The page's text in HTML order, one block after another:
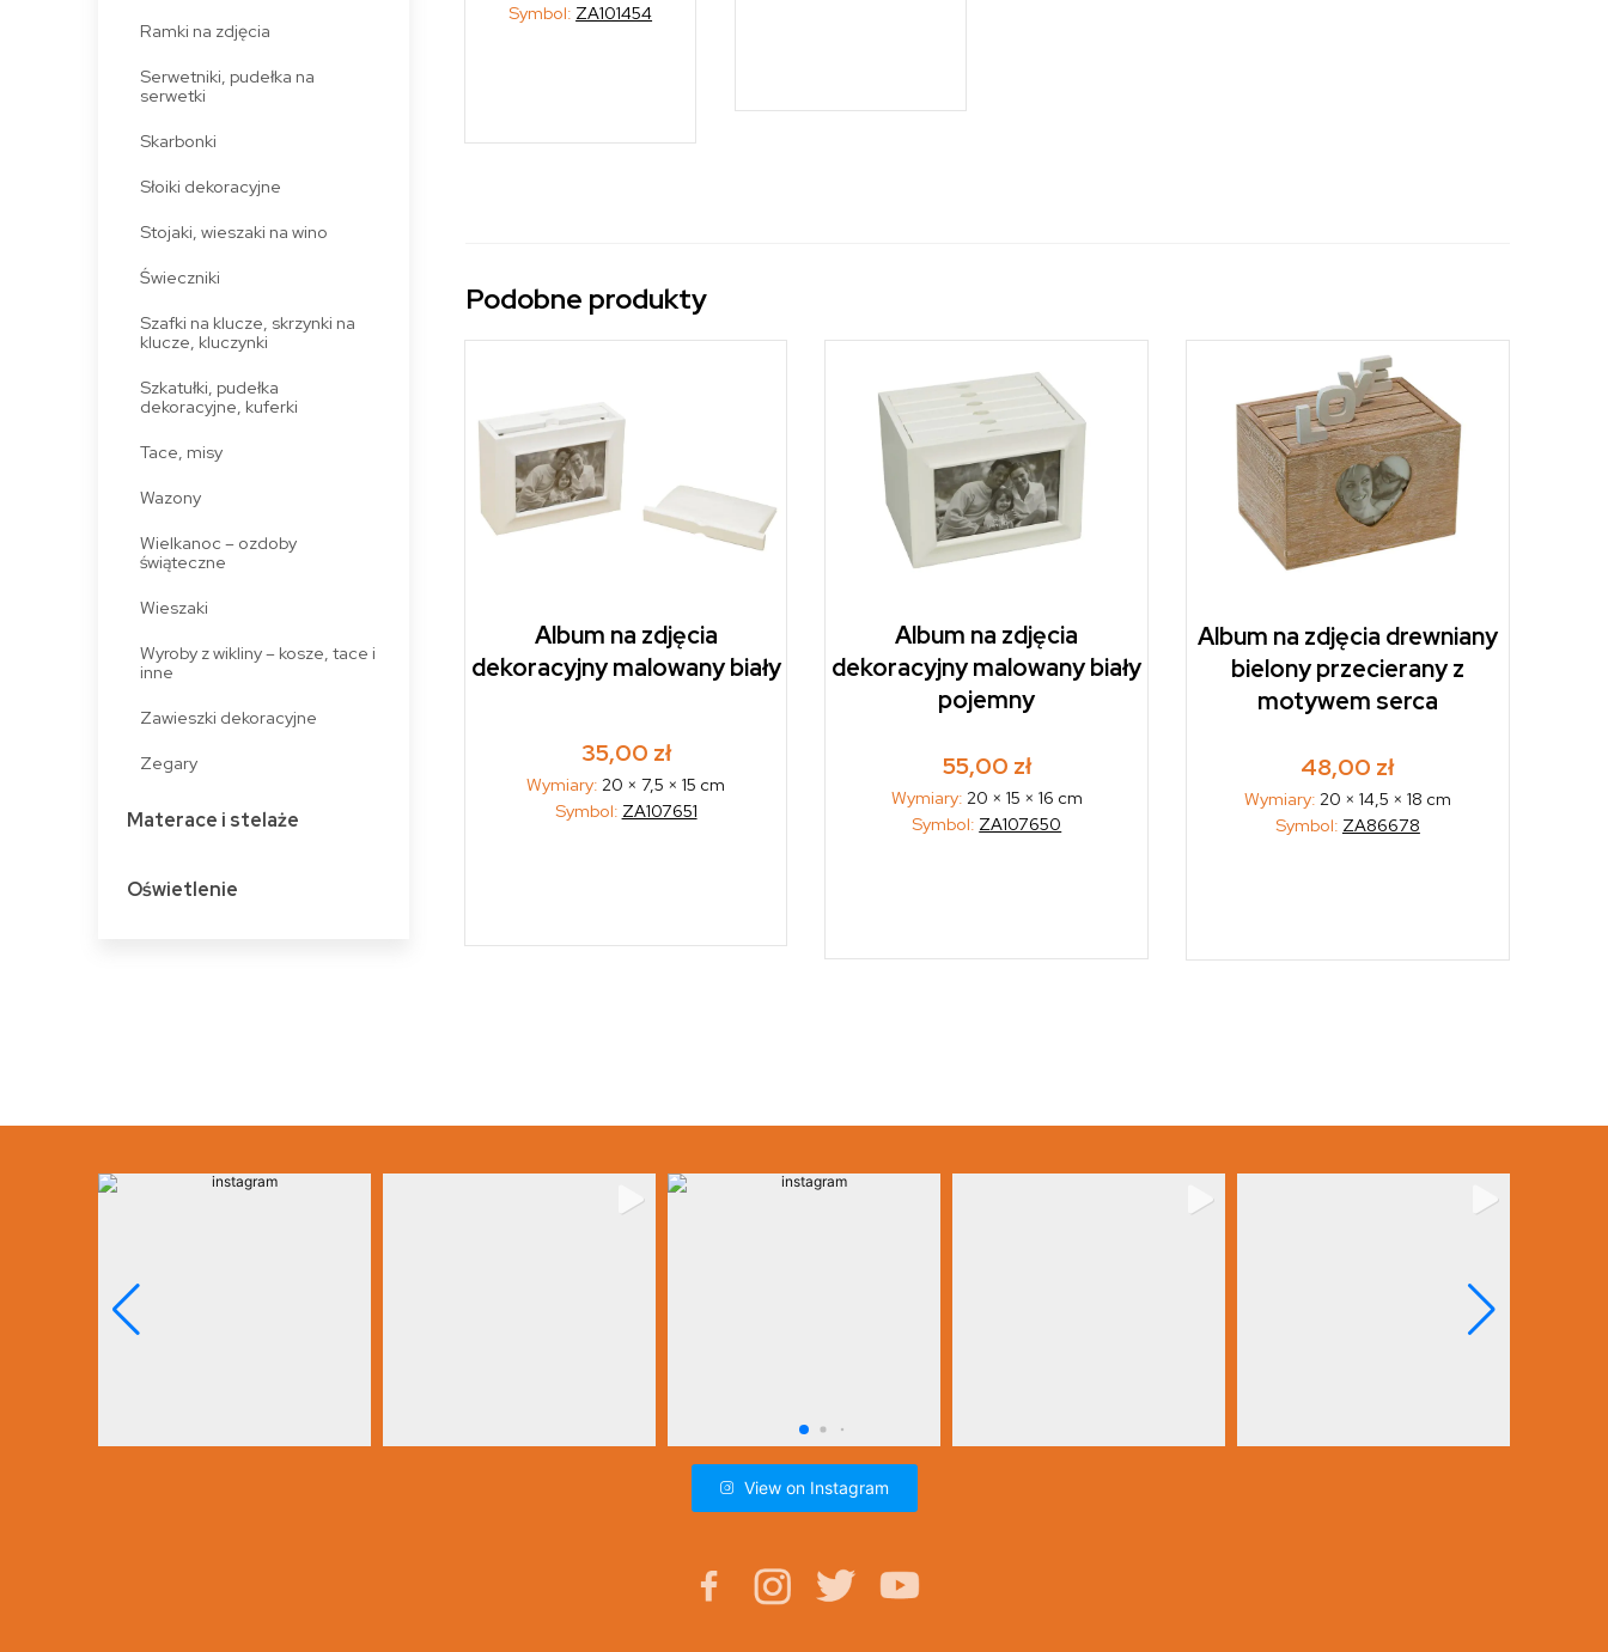
Ramki na zdjęcia
Serwetniki, pudełka na
serwetki
Skarbonki
Słoiki dekoracyjne
Stojaki, wieszaki na wino
Świeczniki
Szafki na klucze, skrzynki na
klucze, kluczynki
Szkatułki, pudełka
dekoracyjne, kuferki
Tace, misy
Wazony
Wielkanoc – ozdoby
świąteczne
Wieszaki
Wyroby z wikliny – kosze, tace i
inne
Zawieszki dekoracyjne
Zegary
Materace i stelaże
Oświetlenie
Symbol: ZA101454
Podobne produkty
Album na zdjęcia
dekoracyjny malowany biały
35,00 zł
Wymiary: 20 × 7,5 × 15 cm
Symbol: ZA107651
Album na zdjęcia
dekoracyjny malowany biały
pojemny
55,00 zł
Wymiary: 20 × 15 × 16 cm
Symbol: ZA107650
Album na zdjęcia drewniany
bielony przecierany z
motywem serca
48,00 zł
Wymiary: 20 × 14,5 × 18 cm
Symbol: ZA86678
View on Instagram